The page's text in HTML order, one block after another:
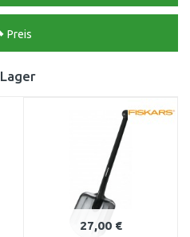
Preis
Lager
27,00 €